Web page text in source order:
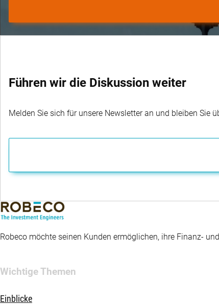
Führen wir die Diskussion weiter
Melden Sie sich für unsere Newsletter an und bleiben Sie
Robeco möchte seinen Kunden ermöglichen, ihre Finanz-
Wichtige Themen
Einblicke